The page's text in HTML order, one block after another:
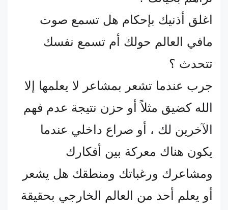
اغلق أذنيك بإحكام هل تسمع صوت
مافي العالم حولك أم تسمع نفسك
تتحدث ؟
جرب عندما تشعر بمشاعر لا يعلمها إلا
الله كضيق مثلاً أو حزن نتيجة عدم فهم
الآخرين لك ، أو صراع داخلي عندما
يكون هناك معركة بين أفكارك
ومشاعرك ورغباتك ومنطقك هل يشعر
أو يعلم أحد من العالم الخارجي بحقيقة